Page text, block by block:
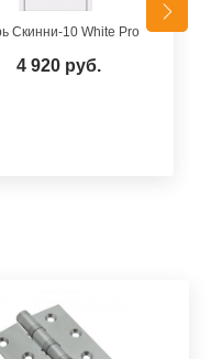
Скинни-10 White Pro
4 920 руб.